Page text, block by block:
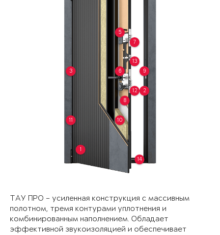
1
2
3
5
6
7
8
9
10
11
12
13
14
ТАУ ПРО – усиленная конструкция с массивным
полотном, тремя контурами уплотнения и
комбинированным наполнением. Обладает
эффективной звукоизоляцией и обеспечивает